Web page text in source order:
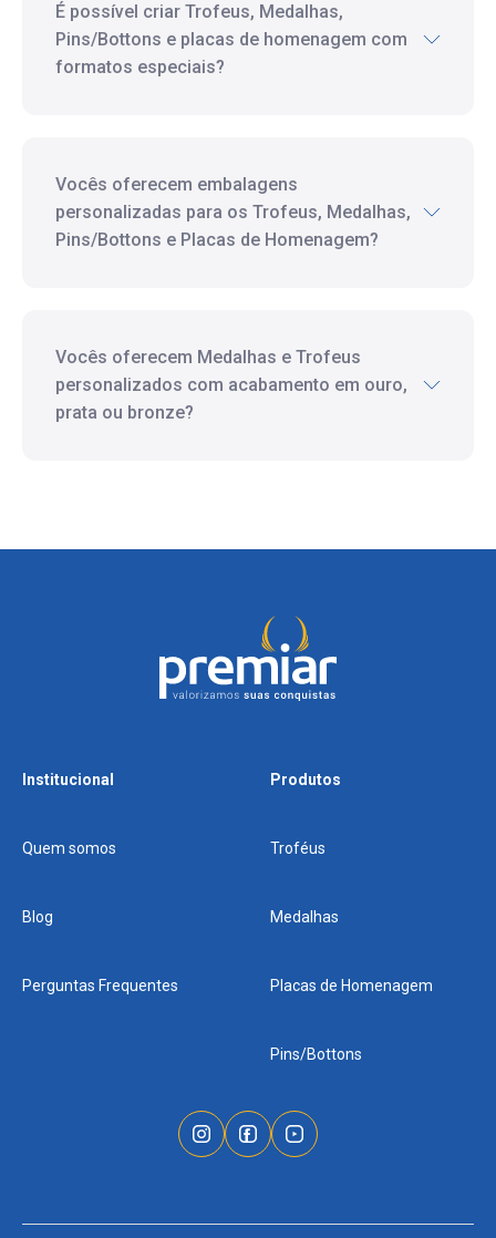
É possível criar Trofeus, Medalhas,
Pins/Bottons e placas de homenagem com
formatos especiais?
Vocês oferecem embalagens
personalizadas para os Trofeus, Medalhas,
Pins/Bottons e Placas de Homenagem?
Vocês oferecem Medalhas e Trofeus
personalizados com acabamento em ouro,
prata ou bronze?
Institucional
Quem somos
Blog
Perguntas Frequentes
Produtos
Troféus
Medalhas
Placas de Homenagem
Pins/Bottons